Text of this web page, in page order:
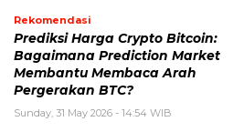
Rekomendasi
Prediksi Harga Crypto Bitcoin:
Bagaimana Prediction Market
Membantu Membaca Arah
Pergerakan BTC?
Sunday, 31 May 2026 - 14:54 WIB